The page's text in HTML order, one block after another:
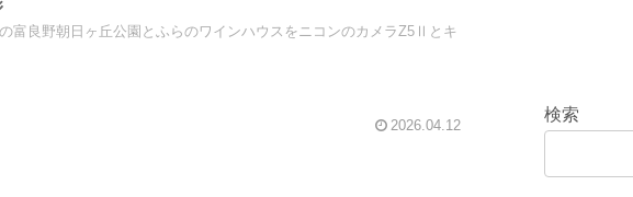
富良野朝日ヶ丘公園とふらのワインハウスをニコンのカメラZ5Ⅱとキ
2026.04.12
検索